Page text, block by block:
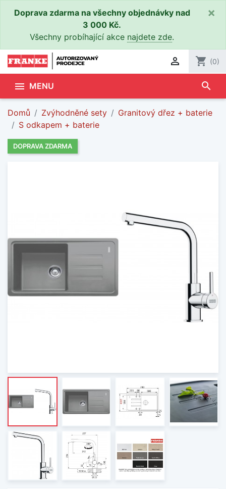
Doprava zdarma na všechny objednávky nad
3 000 Kč.
Všechny probíhající akce najdete zde.
×
 shopping_cart (0)
 MENU search
Domů Zvýhodněné sety
Granitový dřez + baterie
S odkapem + baterie
DOPRAVA ZDARMA